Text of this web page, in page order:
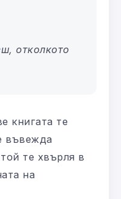
отколкото
книгата те
въвежда
те хвърля в
на